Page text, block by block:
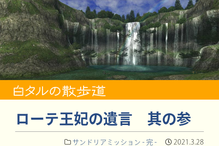
ローテ王妃の遺言 其の参
サンドリアミッション - 完 - 2021.3.28